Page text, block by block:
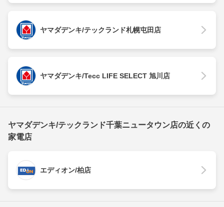
ヤマダデンキ/テックランド札幌屯田店
ヤマダデンキ/Tecc LIFE SELECT 旭川店
ヤマダデンキ/テックランド千葉ニュータウン店の近くの
家電店
エディオン/柏店